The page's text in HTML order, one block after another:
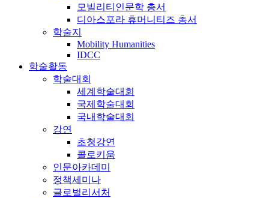
모빌리티인문학 총서
디아스포라 휴머니티즈 총서
학술지
Mobility Humanities
IDCC
학술활동
학술대회
세계학술대회
국제학술대회
국내학술대회
강연
초청강연
콜로키움
인문아카데미
정책세미나
글로벌리서처